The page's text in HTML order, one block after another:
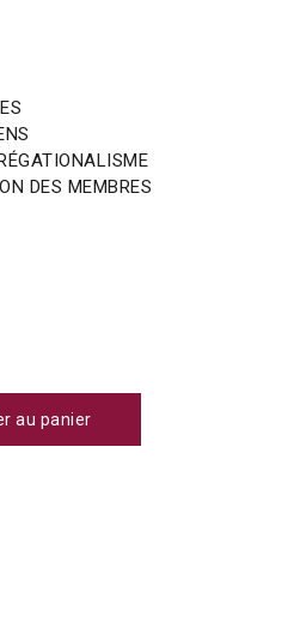
DES MEMBRES
au panier